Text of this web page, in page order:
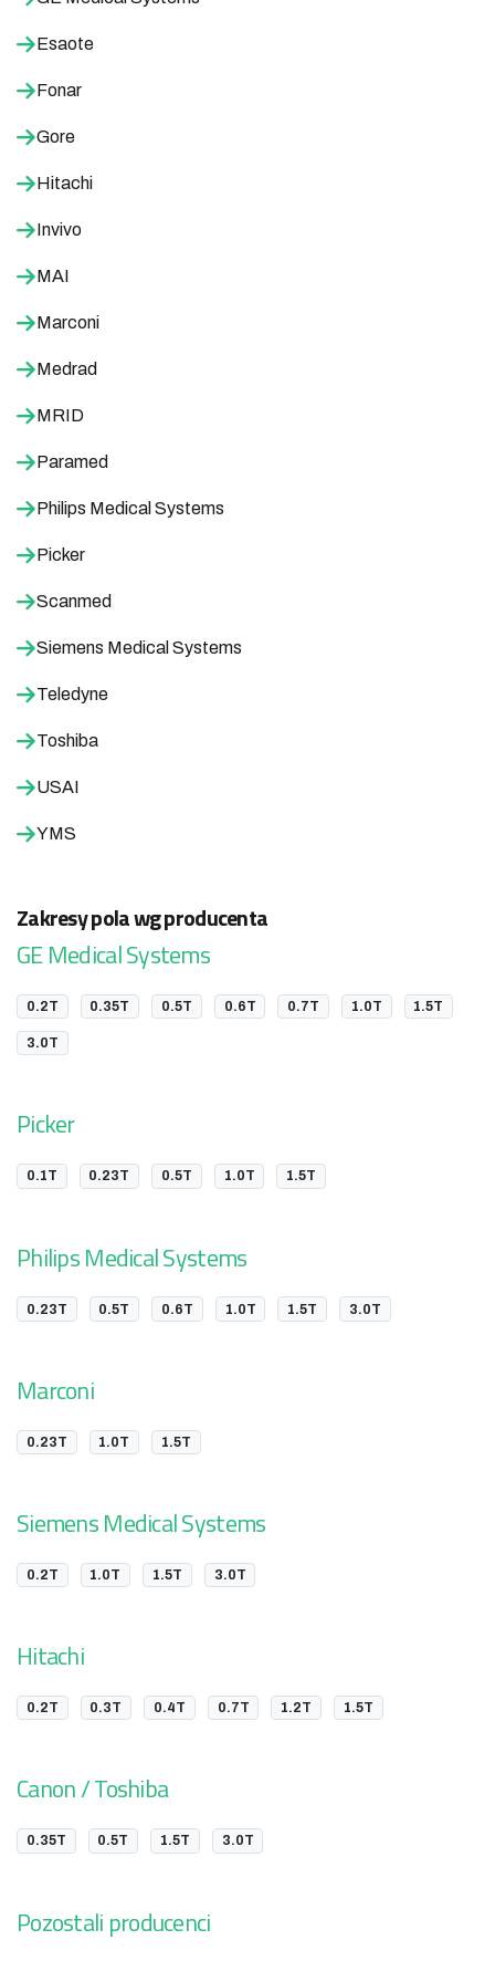
Esaote
Fonar
Gore
Hitachi
Invivo
MAI
Marconi
Medrad
MRID
Paramed
Philips Medical Systems
Picker
Scanmed
Siemens Medical Systems
Teledyne
Toshiba
USAI
YMS
Zakresy pola wg producenta
GE Medical Systems
0.2T 0.35T 0.5T 0.6T 0.7T 1.0T 1.5T
3.0T
Picker
0.1T 0.23T 0.5T 1.0T 1.5T
Philips Medical Systems
0.23T 0.5T 0.6T 1.0T 1.5T 3.0T
Marconi
0.23T 1.0T 1.5T
Siemens Medical Systems
0.2T 1.0T 1.5T 3.0T
Hitachi
0.2T 0.3T 0.4T 0.7T 1.2T 1.5T
Canon / Toshiba
0.35T 0.5T 1.5T 3.0T
Pozostali producenci